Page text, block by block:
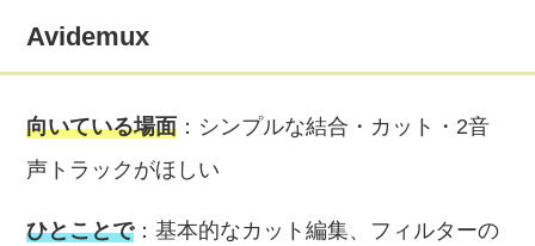
Avidemux
向いている場面 ：シンプルな結合・カット・2音
声トラックがほしい
ひとことで：基本的なカット編集、フィルターの